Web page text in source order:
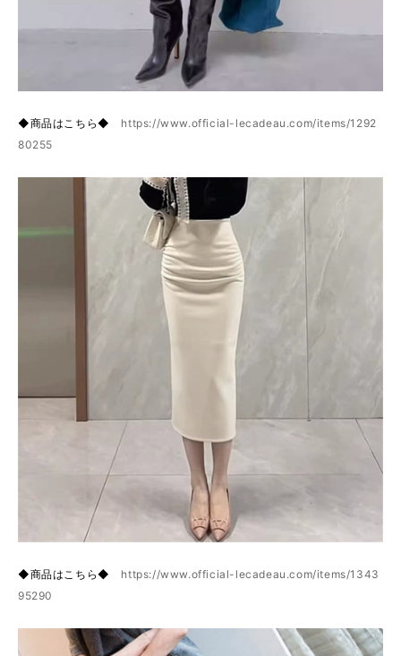
◆商品はこちら◆ https://www.official-lecadeau.com/items/1292
80255
◆商品はこちら◆ https://www.official-lecadeau.com/items/1343
95290